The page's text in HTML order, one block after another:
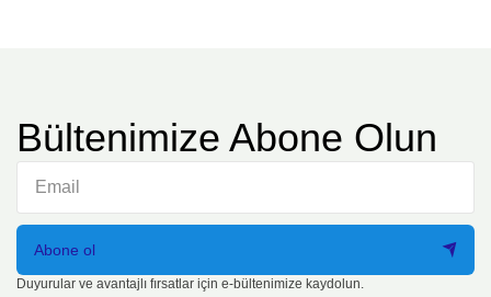
Bültenimize Abone Olun
Abone ol
Duyurular ve avantajlı fırsatlar için e-bültenimize kaydolun.